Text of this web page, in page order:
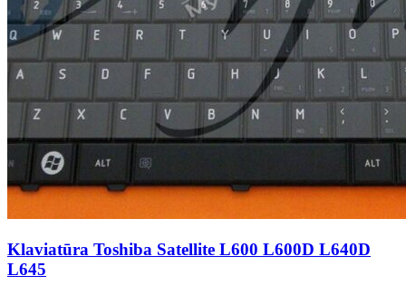
Klaviatūra Toshiba Satellite L600 L600D L640D
L645